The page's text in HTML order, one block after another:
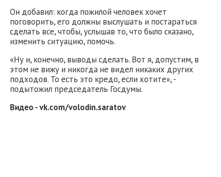
Он добавил: когда пожилой человек хочет
поговорить, его должны выслушать и постараться
сделать все, чтобы, услышав то, что было сказано,
изменить ситуацию, помочь.
«Ну и, конечно, выводы сделать. Вот я, допустим, в
этом не вижу и никогда не видел никаких других
подходов. То есть это кредо, если хотите», -
подытожил председатель Госдумы.
Видео - vk.com/volodin.saratov